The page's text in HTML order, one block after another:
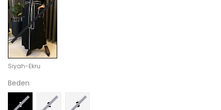
Siyah-Ekru
Beden
1 2 3